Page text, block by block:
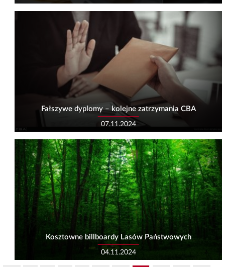
Fałszywe dyplomy – kolejne zatrzymania CBA
07.11.2024
Kosztowne billboardy Lasów Państwowych
04.11.2024